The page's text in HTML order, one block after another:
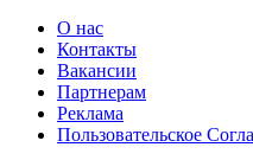
О нас
Контакты
Вакансии
Партнерам
Реклама
Пользовательское